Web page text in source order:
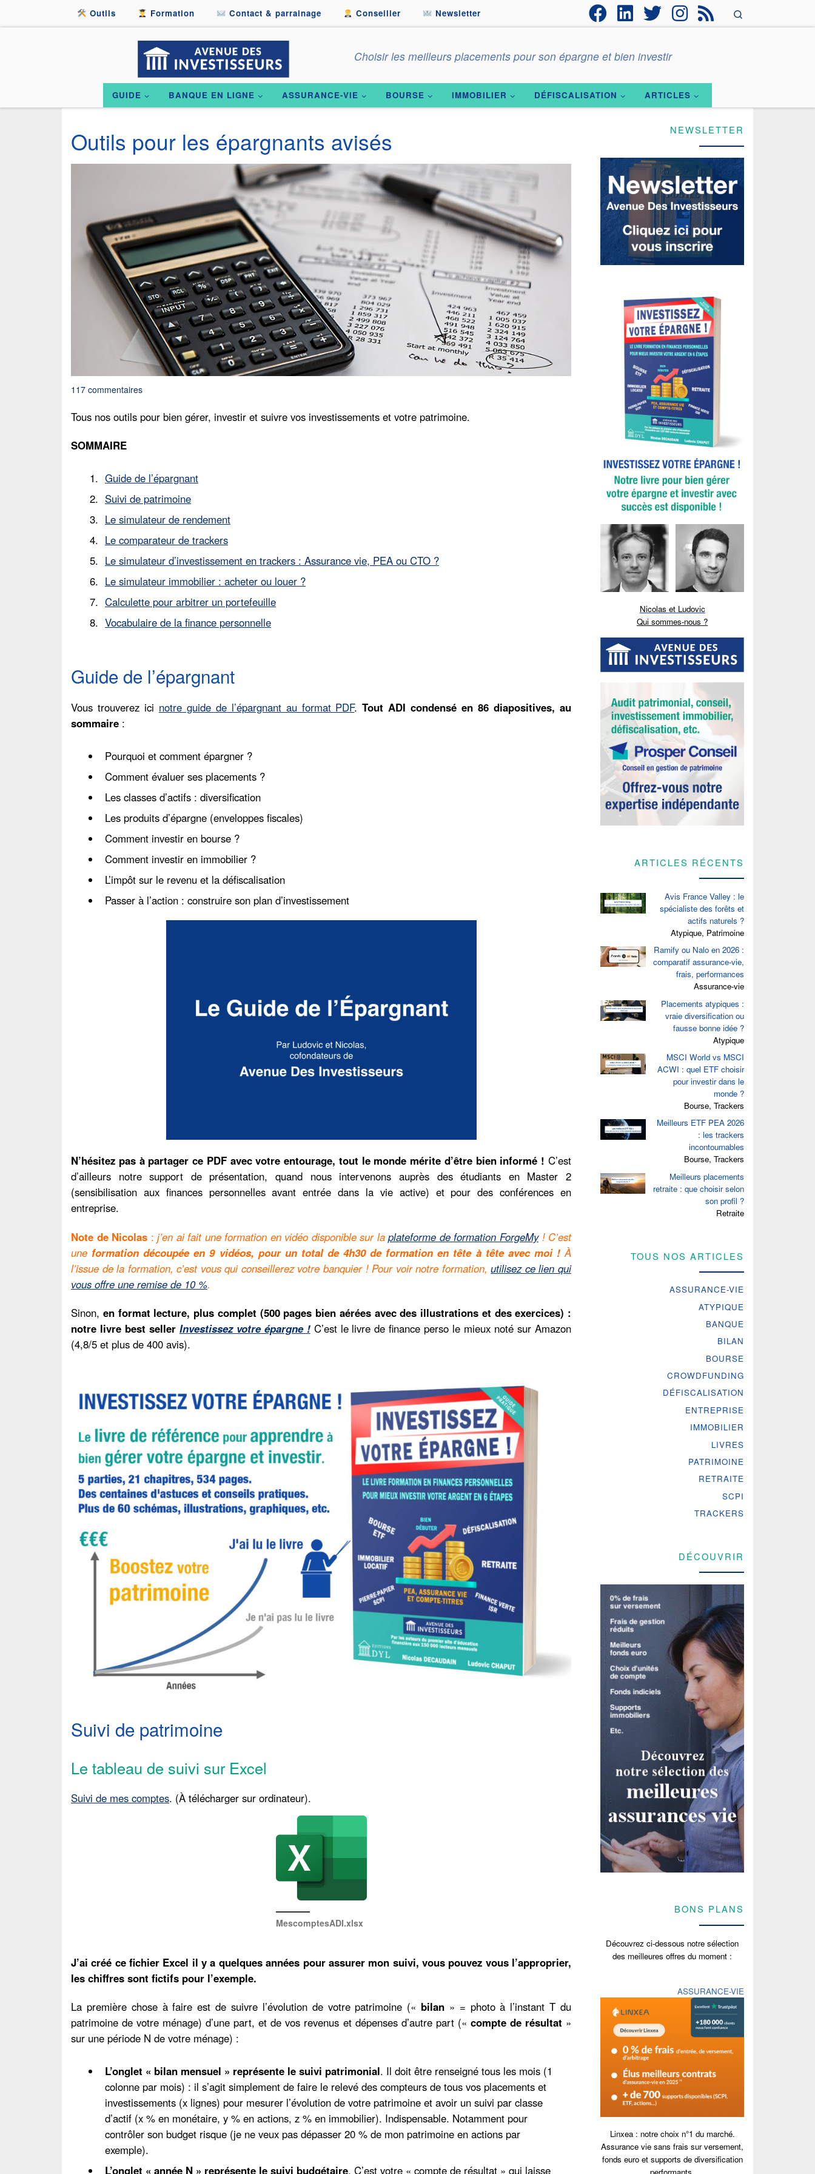
Passer au contenuOutils Formation Contact & parrainage Conseiller Newsletter
Choisir les meilleurs placements pour son épargne et bien investir
GUIDE BANQUE EN LIGNE ASSURANCE-VIE BOURSE IMMOBILIER DÉFISCALISATION ARTICLES
Outils pour les épargnants avisés
117 commentaires
Tous nos outils pour bien gérer, investir et suivre vos investissements et votre patrimoine.
SOMMAIRE
Guide de l’épargnant
Suivi de patrimoine
Le simulateur de rendement
Le comparateur de trackers
Le simulateur d’investissement en trackers : Assurance vie, PEA ou CTO ?
Le simulateur immobilier : acheter ou louer ?
Calculette pour arbitrer un portefeuille
Vocabulaire de la finance personnelle
Guide de l’épargnant
Vous trouverez ici notre guide de l’épargnant au format PDF.Tout ADI condensé en 86 diapositives, au
sommaire :
Pourquoi et comment épargner ?
Comment évaluer ses placements ?
Les classes d’actifs : diversification
Les produits d’épargne (enveloppes fiscales)
Comment investir en bourse ?
Comment investir en immobilier ?
L’impôt sur le revenu et la défiscalisation
Passer à l’action : construire son plan d’investissement
N’hésitez pas à partager ce PDF avec votre entourage, tout le monde mérite d’être bien informé ! C’est
d’ailleurs notre support de présentation, quand nous intervenons auprès des étudiants en Master 2
(sensibilisation aux finances personnelles avant entrée dans la vie active) et pour des conférences en
entreprise.
Note de Nicolas :j’en ai fait une formation en vidéo disponible sur laplateforme de formation ForgeMy! C’est
une formation découpée en 9 vidéos, pour un total de 4h30 de formation en tête à tête avec moi !À
l’issue de la formation, c’est vous qui conseillerez votre banquier ! Pour voir notre formation,utilisez ce lien qui
vous offre une remise de 10 %.
Sinon, en format lecture, plus complet (500 pages bien aérées avec des illustrations et des exercices) :
notre livre best seller Investissez votre épargne ! C’est le livre de finance perso le mieux noté sur Amazon
(4,8/5 et plus de 400 avis).
Suivi de patrimoine
Le tableau de suivi sur Excel
Suivi de mes comptes. (À télécharger sur ordinateur).
MescomptesADI.xlsx
J’ai créé ce fichier Excel il y a quelques années pour assurer mon suivi, vous pouvez vous l’approprier,
les chiffres sont fictifs pour l’exemple.
La première chose à faire est de suivre l’évolution de votre patrimoine (« bilan » = photo à l’instant T du
patrimoine de votre ménage) d’une part, et de vos revenus et dépenses d’autre part (« compte de résultat »
sur une période N de votre ménage) :
L’onglet « bilan mensuel » représente le suivi patrimonial. Il doit être renseigné tous les mois (1
colonne par mois) : il s’agit simplement de faire le relevé des compteurs de tous vos placements et
investissements (x lignes) pour mesurer l’évolution de votre patrimoine et avoir un suivi par classe
d’actif (x % en monétaire, y % en actions, z % en immobilier). Indispensable. Notamment pour
contrôler son budget risque (je ne veux pas dépasser 20 % de mon patrimoine en actions par
exemple).
L’onglet « année N » représente le suivi budgétaire. C’est votre « compte de résultat » qui laisse
NEWSLETTER
Nicolas et Ludovic
Qui sommes-nous ?
ARTICLES RÉCENTS
Avis France Valley : le
spécialiste des forêts et
actifs naturels ?
Atypique, Patrimoine
Ramify ou Nalo en 2026 :
comparatif assurance-vie,
frais, performances
Assurance-vie
Placements atypiques :
vraie diversification ou
fausse bonne idée ?
Atypique
MSCI World vs MSCI
ACWI : quel ETF choisir
pour investir dans le
monde ?
Bourse, Trackers
Meilleurs ETF PEA 2026
: les trackers
incontournables
Bourse, Trackers
Meilleurs placements
retraite : que choisir selon
son profil ?
Retraite
TOUS NOS ARTICLES
ASSURANCE-VIE
ATYPIQUE
BANQUE
BILAN
BOURSE
CROWDFUNDING
DÉFISCALISATION
ENTREPRISE
IMMOBILIER
LIVRES
PATRIMOINE
RETRAITE
SCPI
TRACKERS
DÉCOUVRIR
BONS PLANS
Découvrez ci-dessous notre sélection
des meilleures offres du moment :
ASSURANCE-VIE
Linxea : notre choix n°1 du marché.
Assurance vie sans frais sur versement,
fonds euro et supports de diversification